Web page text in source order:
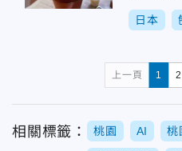
日本
上一頁 1 2
相關標籤： 桃園 AI 桃